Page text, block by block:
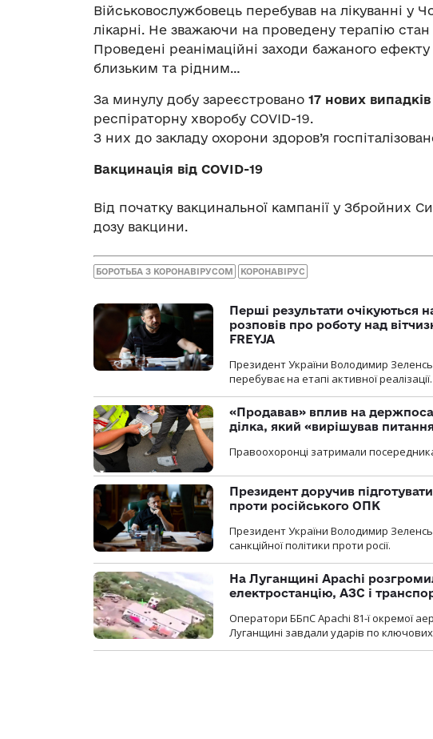
Військовослужбовець перебував на лікуванні у
лікарні. Не зважаючи на проведену терапію стан
Проведені реанімаційні заходи бажаного
близьким та рідним…
За минулу добу зареєстровано 17 нових випадків
респіраторну хворобу COVID-19.
З них до закладу охорони здоров’я
Вакцинація від COVID-19
Від початку вакцинальної кампанії у Збройних
дозу вакцини.
БОРОТЬБА З КОРОНАВІРУСОМ КОРОНАВІРУС
Перші результати очікуються
розповів про роботу над
FREYJA
Президент України Володимир
перебуває на етапі активної реалізації.
«Продавав» вплив на
ділка, який «вирішував
Правоохоронці затримали
Президент доручив
проти російського ОПК
Президент України Володимир
санкційної політики проти росії.
На Луганщині Apachi
електростанцію, АЗС і
Оператори ББпС Apachi 81-ї окремої
Луганщині завдали ударів по ключових